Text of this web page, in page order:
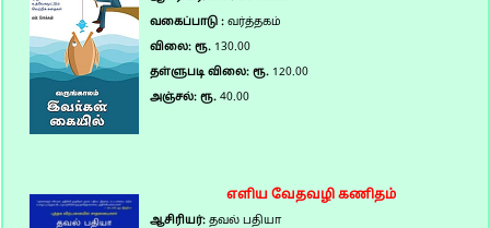
வகைப்பாடு : வர்த்தகம்
விலை: ரூ. 130.00
தள்ளுபடி விலை: ரூ. 120.00
அஞ்சல்: ரூ. 40.00
எளிய வேதவழி கணிதம்
ஆசிரியர்: தவல் பதியா